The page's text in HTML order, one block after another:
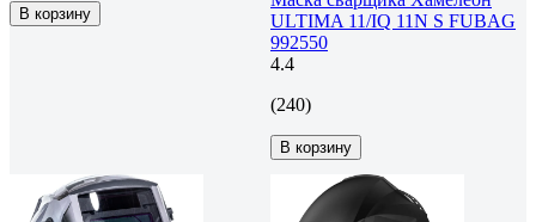
В корзину
ULTIMA 11/IQ 11N S FUBAG
992550
4.4
(240)
В корзину